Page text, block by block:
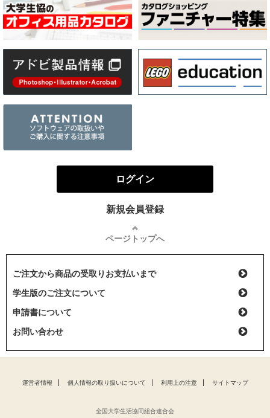
ログイン
新規会員登録
ページトップへ
ご注文から商品の受取りお支払いまで
学生版のご注文について
申請書について
お問い合わせ
運営者情報 個人情報の取り扱いについて 利用上の注意 サイトマップ
全国大学生活協同組合連合会